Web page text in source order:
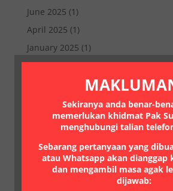
June 2025 (1)
April 2025 (1)
January 2025 (1)
November 2023(1)
(1)
May 2023(1)
October 2022(1)
March 2021(1)
January 2021(1)
Sekiranya anda benar-
memerlukan khidmat Pak
menghubungi talian
Sebarang pertanyaan yang
atau Whatsapp akan dianggap
dan mengambil masa agak
dijawab: